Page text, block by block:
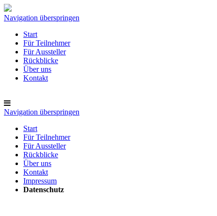
Navigation überspringen
Start
Für Teilnehmer
Für Aussteller
Rückblicke
Über uns
Kontakt
Navigation überspringen
Start
Für Teilnehmer
Für Aussteller
Rückblicke
Über uns
Kontakt
Impressum
Datenschutz